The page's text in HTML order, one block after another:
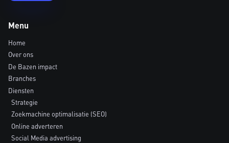
Menu
Home
Over ons
De Bazen impact
Branches
Diensten
Strategie
Zoekmachine optimalisatie (SEO)
Online adverteren
Social Media advertising